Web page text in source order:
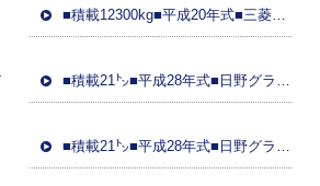
■積載12300kg■平成20年式■三菱ふそう■スライド重機運搬車■距離89万㌔■ラジコン■フジタ製ボディ■ 車検令和8年2月26日■国産エンジン
■積載21㌧■平成28年式■日野グラプロ■平成28年式トレーラーダンプセット(コボレーン付)■車検8年3月21日■距離48万㌔■ETC■土砂ダンプ
■積載21㌧■平成28年式■日野グラプ■平成28年式トレーラーダンプセット(コボレーン)■車検8年3月31日■距離95万㌔■ドラレコ■土砂ダンプ